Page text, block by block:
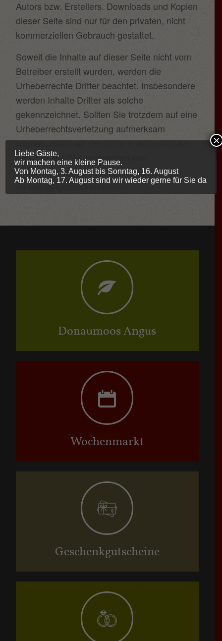
Autors bzw. Erstellers. Downloads und Kopien
dieser Seite sind nur für den privaten, nicht
kommerziellen Gebrauch gestattet.
Soweit die Inhalte auf dieser Seite nicht vom
Betreiber erstellt wurden, werden die
Urheberrechte Dritter beachtet. Insbesondere
werden Inhalte Dritter als solche
gekennzeichnet. Sollten Sie trotzdem auf eine
Urheberrechtsverletzung aufmerksam
werden, bitten wir um einen entsprechenden
Hinweis. Bei Bekanntwerden von
Rechtsverletzungen werden wir derartige
Inhalte umgehend entfernen.
Donaumoos Angus
Wochenmarkt
Geschenkgutscheine
Liebe Gäste,
wir machen eine kleine Pause.
Von Montag, 3. August bis Sonntag, 16. August
Ab Montag, 17. August sind wir wieder gerne für Sie da
×